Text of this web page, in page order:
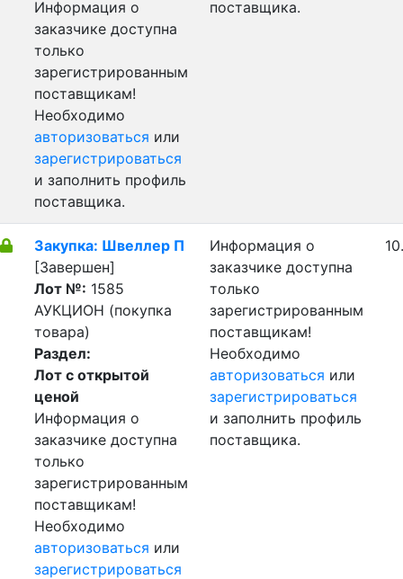
Информация о
заказчике доступна
только
зарегистрированным
поставщикам!
Необходимо
авторизоваться или
зарегистрироваться
и заполнить профиль
поставщика.
поставщика.
Закупка: Швеллер П
[Завершен]
Лот №: 1585
АУКЦИОН (покупка
товара)
Раздел:
Лот с открытой
ценой
Информация о
заказчике доступна
только
зарегистрированным
поставщикам!
Необходимо
авторизоваться или
зарегистрироваться
Информация о
заказчике доступна
только
зарегистрированным
поставщикам!
Необходимо
авторизоваться или
зарегистрироваться
и заполнить профиль
поставщика.